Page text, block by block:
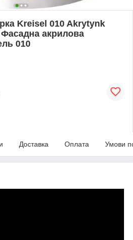
Kreisel 010 Akrytynk
акрилова
010
Доставка Оплата Умови